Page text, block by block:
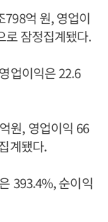
798억 원, 영업이
로 잠정집계됐다.
업이익은 22.6
원, 영업이익 66
계됐다.
393.4%, 순이익